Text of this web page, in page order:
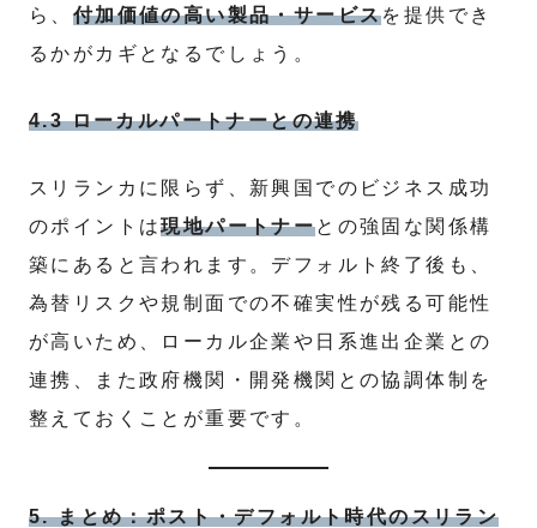
ら、 付加価値の高い製品・サービスを提供でき
るかがカギとなるでしょう。
4.3 ローカルパートナーとの連携
スリランカに限らず、新興国でのビジネス成功
のポイントは現地パートナーとの強固な関係構
築にあると言われます。デフォルト終了後も、
為替リスクや規制面での不確実性が残る可能性
が高いため、ローカル企業や日系進出企業との
連携、また政府機関・開発機関との協調体制を
整えておくことが重要です。
5. まとめ：ポスト・デフォルト時代のスリラン